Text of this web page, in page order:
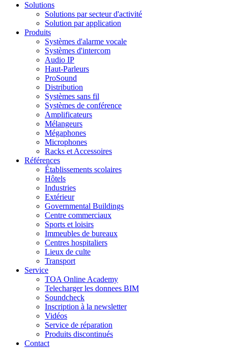
Solutions
Solutions par secteur d'activité
Solution par application
Produits
Systèmes d'alarme vocale
Systèmes d'intercom
Audio IP
Haut-Parleurs
ProSound
Distribution
Systèmes sans fil
Systèmes de conférence
Amplificateurs
Mélangeurs
Mégaphones
Microphones
Racks et Accessoires
Références
Établissements scolaires
Hôtels
Industries
Extérieur
Governmental Buildings
Centre commerciaux
Sports et loisirs
Immeubles de bureaux
Centres hospitaliers
Lieux de culte
Transport
Service
TOA Online Academy
Telecharger les donnees BIM
Soundcheck
Inscription à la newsletter
Vidéos
Service de réparation
Produits discontinués
Contact